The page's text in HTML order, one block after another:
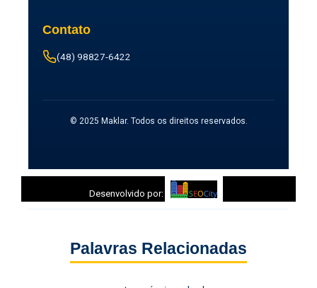
Contato
(48) 98827-6422
© 2025 Maklar. Todos os direitos reservados.
Desenvolvido por:
Palavras Relacionadas